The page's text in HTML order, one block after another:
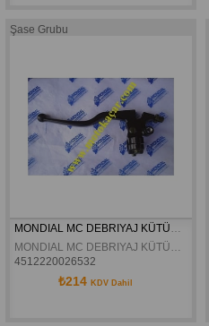
Şase Grubu
MONDIAL MC DEBRIYAJ KÜTÜGÜ KOMPLE ORJINAL
MONDIAL MC DEBRIYAJ KÜTÜGÜ KOMPLE ORJINAL
4512220026532
₺214 KDV Dahil